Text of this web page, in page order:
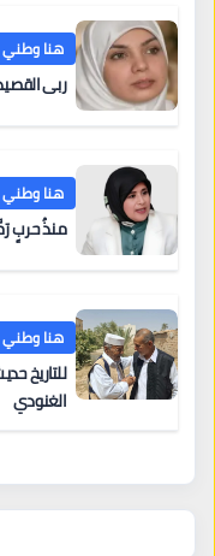
هنا وطني
ربى
هنا وطني
منذُ حربٍ
هنا وطني
للتاريخ
الغنودي